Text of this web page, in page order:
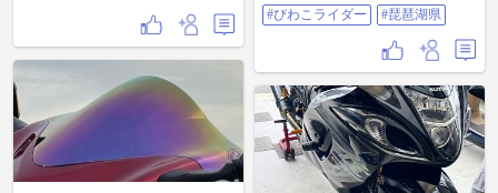
クリーンに交換。 微妙にネジ穴フ
が中華😂 #gsxr #gsxr125 #GSX
#GSX250R #お別れ #引き取り #カ
チエックス #バイク買取 #ジスペケ
#ジスペケ125 #嫁 #嫁からLINE #ス
クリーン #スクリーン交換 #中華製
購入してギリギリ1年が経過してい
なく、 その場所は自分で弄っても
て見てもらい 無償修理。 ボルトの
大きさはM8ネジぐらいのやつらし
いです。 (↑同じ事が起きた人の為
に載せときます！) ついでに同じく
シフトペダルがある左側のステッ
プが反対と比べると 緩いなぁ〜。
って思い見てもらったらバネがち
#びわこライダー
#琵琶湖県